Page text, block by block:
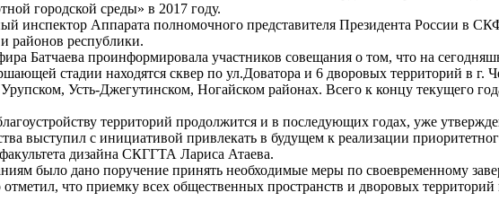
городской среды» в 2017 году.
инспектор Аппарата полномочного представителя Президента России в
районов республики.
Батчаева проинформировала участников совещания о том, что на
стадии находятся сквер по ул.Доватора и 6 дворовых территорий в г.
Усть-Джегутинском, Ногайском районах. Всего к концу текущего
территорий продолжится и в последующих годах, уже
выступил с инициативой привлекать в будущем к реализации
дизайна СКГГТА Лариса Атаева.
было дано поручение принять необходимые меры по своевременному
что приемку всех общественных пространств и дворовых